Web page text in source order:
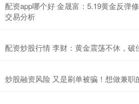
配资app哪个好 金晟富：5.19黄金反弹
交易分析
配资炒股行情 李财：黄金震荡不休，破
炒股融资风险 又是刷单被骗！想做兼